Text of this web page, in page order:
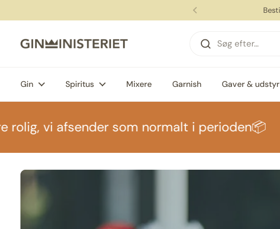
Forrige
Gin Spiritus Mixere Garnish Gaver & udstyr
vi afsender som normalt i perioden📦